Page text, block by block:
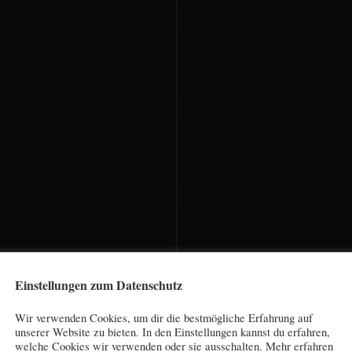
Einstellungen zum Datenschutz
Wir verwenden Cookies, um dir die bestmögliche Erfahrung auf
unserer Website zu bieten. In den Einstellungen kannst du erfahren,
welche Cookies wir verwenden oder sie ausschalten. Mehr erfahren